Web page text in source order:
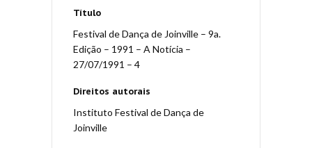
Título
Festival de Dança de Joinville – 9a.
Edição – 1991 – A Notícia –
27/07/1991 – 4
Direitos autorais
Instituto Festival de Dança de
Joinville